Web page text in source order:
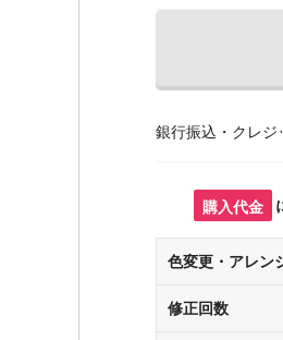
銀行振込・クレジ
購入代金
色変更・アレン
修正回数